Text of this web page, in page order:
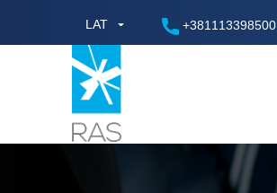
LAT +381113398500